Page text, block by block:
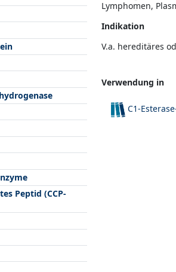
Peptid (CCP-
Lymphomen,
Indikation
V.a. hereditäres
Verwendung in
C1-